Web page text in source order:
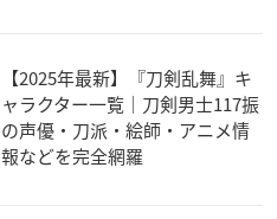
【2025年最新】『刀剣乱舞』キ
ャラクター一覧｜刀剣男士117振
の声優・刀派・絵師・アニメ情
報などを完全網羅